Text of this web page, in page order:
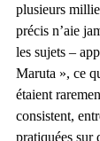
plusieurs
précis n’aie
les sujets –
Maruta », ce
étaient
consistent,
pratiquées sur